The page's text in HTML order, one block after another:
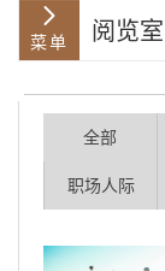
阅览室
全部
职场人际